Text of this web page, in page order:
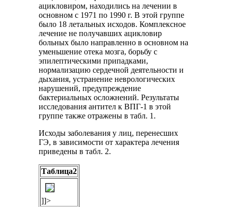
ацикловиром, находились на лечении в
основном с 1971 по 1990 г. В этой группе
было 18 летальных исходов. Комплексное
лечение не получавших ацикловир
больных было направленно в основном на
уменьшение отека мозга, борьбу с
эпилептическими припадками,
нормализацию сердечной деятельности и
дыхания, устранение неврологических
нарушений, предупреждение
бактериальных осложнений. Результаты
исследования антител к ВПГ-1 в этой
группе также отражены в табл. 1.
Исходы заболевания у лиц, перенесших
ГЭ, в зависимости от характера лечения
приведены в табл. 2.
Таблица2
]]>